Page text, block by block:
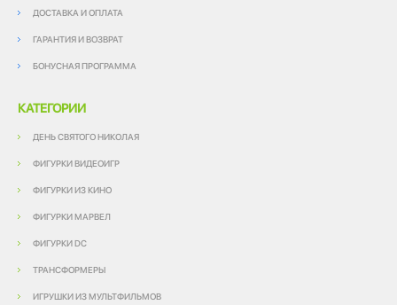
ДОСТАВКА И ОПЛАТА
ГАРАНТИЯ И ВОЗВРАТ
БОНУСНАЯ ПРОГРАММА
КАТЕГОРИИ
ДЕНЬ СВЯТОГО НИКОЛАЯ
ФИГУРКИ ВИДЕОИГР
ФИГУРКИ ИЗ КИНО
ФИГУРКИ МАРВЕЛ
ФИГУРКИ DC
ТРАНСФОРМЕРЫ
ИГРУШКИ ИЗ МУЛЬТФИЛЬМОВ